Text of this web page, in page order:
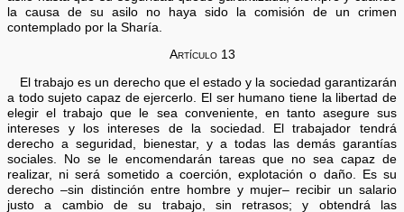
la causa de su asilo no haya sido la comisión de un crimen
contemplado por la Sharía.
Artículo 13
El trabajo es un derecho que el estado y la sociedad garantizarán
a todo sujeto capaz de ejercerlo. El ser humano tiene la libertad de
elegir el trabajo que le sea conveniente, en tanto asegure sus
intereses y los intereses de la sociedad. El trabajador tendrá
derecho a seguridad, bienestar, y a todas las demás garantías
sociales. No se le encomendarán tareas que no sea capaz de
realizar, ni será sometido a coerción, explotación o daño. Es su
derecho –sin distinción entre hombre y mujer– recibir un salario
justo a cambio de su trabajo, sin retrasos; y obtendrá las